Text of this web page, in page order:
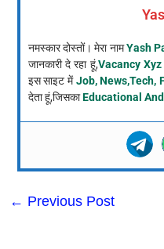
नमस्कार दोस्तों। मेरा नामYash
जानकारी दे रहा हूं,Vacancy Xyz
इस साइट मेंJob, News,Tech,
देता हूं,जिसकाEducational
← Previous Post